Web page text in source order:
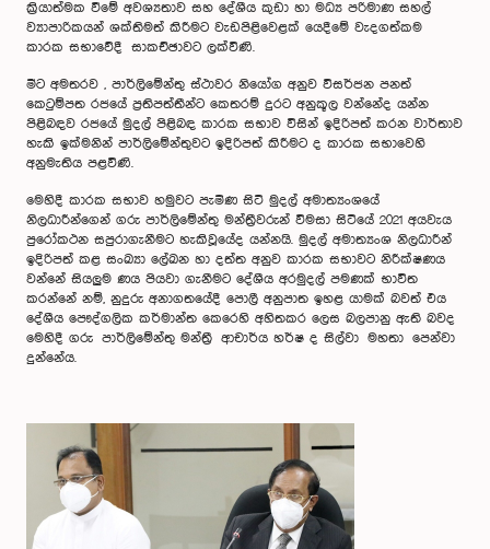
ක්‍රියාත්මක වීමේ අවශ්‍යතාව සහ දේශීය කුඩා හා මධ්‍ය පරිමාණ සහල්
ව්‍යාපාරිකයන් ශක්තිමත් කිරීමට වැඩපිළිවෙළක් යෙදීමේ වැදගත්කම
කාරක සභාවේදී සාකච්ඡාවට ලක්විණි.
මීට අමතරව , පාර්ලිමේන්තු ස්ථාවර නියෝග අනුව විසර්ජන පනත්
කෙටුම්පත රජයේ ප්‍රතිපත්තීන්ට කෙතරම් දුරට අනුකූල වන්නේද යන්න
පිළිබඳව රජයේ මුදල් පිළිබඳ කාරක සභාව විසින් ඉදිරිපත් කරන වාර්තාව
හැකි ඉක්මනින් පාර්ලිමේන්තුවට ඉදිරිපත් කිරීමට ද කාරක සභාවෙහි
අනුමැතිය පළවිණි.
මෙහිදී කාරක සභාව හමුවට පැමිණ සිටි මුදල් අමාත්‍යංශයේ
නිලධාරීන්ගෙන් ගරු පාර්ලිමේන්තු මන්ත්‍රීවරුන් විමසා සිටියේ 2021 අයවැය
පුරෝකථන සපුරාගැනීමට හැකිවූයේද යන්නයි. මුදල් අමාත්‍යංශ නිලධාරීන්
ඉදිරිපත් කළ සංඛ්‍යා ලේඛන හා දත්ත අනුව කාරක සභාවට නිරීක්ෂණය
වන්නේ සියලුම ණය පියවා ගැනීමට දේශීය අරමුදල් පමණක් භාවිත
කරන්නේ නම්, නුදුරු අනාගතයේදී පොලී අනුපාත ඉහළ යාමක් බවත් එය
දේශීය පෞද්ගලික කර්මාන්ත කෙරෙහි අහිතකර ලෙස බලපානු ඇති බවද
මෙහිදී ගරු පාර්ලිමේන්තු මන්ත්‍රී ආචාර්ය හර්ෂ ද සිල්වා මහතා පෙන්වා
දුන්නේය.